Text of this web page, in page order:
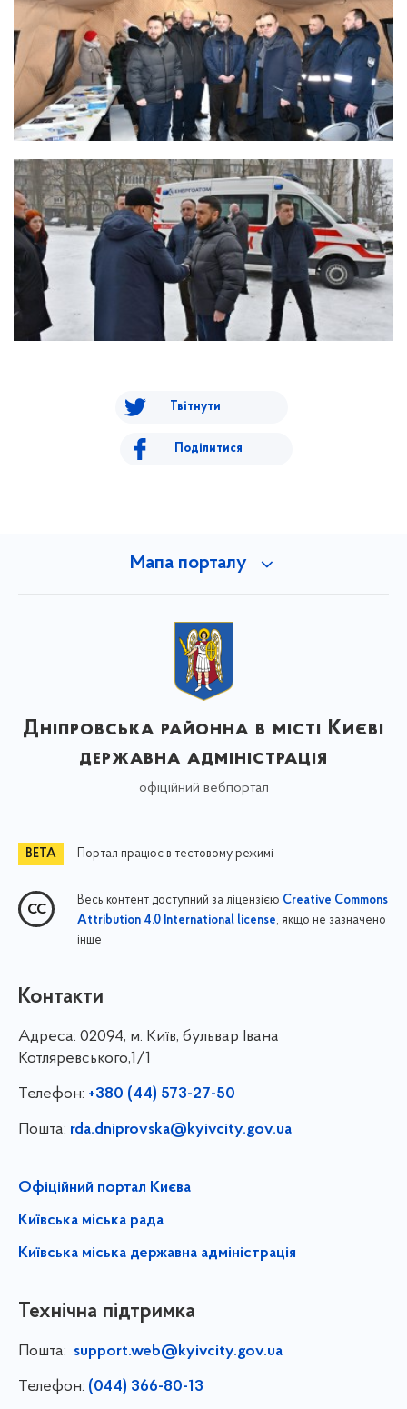
Твітнути
Поділитися
Мапа порталу
Дніпровська районна в місті Києві
державна адміністрація
офіційний вебпортал
Портал працює в тестовому режимі
Весь контент доступний за ліцензією Creative Commons
Attribution 4.0 International license, якщо не зазначено
інше
Контакти
Адреса: 02094, м. Київ, бульвар Івана
Котляревського,1/1
Телефон: +380 (44) 573-27-50
Пошта: rda.dniprovska@kyivcity.gov.ua
Офіційний портал Києва
Київська міська рада
Київська міська державна адміністрація
Технічна підтримка
Пошта: support.web@kyivcity.gov.ua
Телефон: (044) 366-80-13